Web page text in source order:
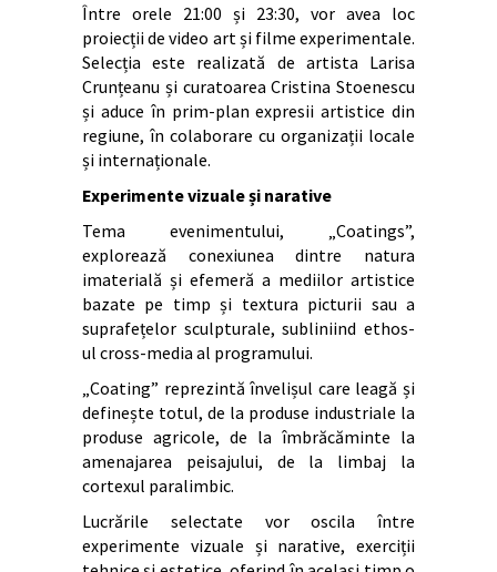
Între orele 21:00 și 23:30, vor avea loc
proiecții de video art și filme experimentale.
Selecția este realizată de artista Larisa
Crunțeanu și curatoarea Cristina Stoenescu
și aduce în prim-plan expresii artistice din
regiune, în colaborare cu organizații locale
și internaționale.
Experimente vizuale și narative
Tema evenimentului, „Coatings”,
explorează conexiunea dintre natura
imaterială și efemeră a mediilor artistice
bazate pe timp și textura picturii sau a
suprafețelor sculpturale, subliniind ethos-
ul cross-media al programului.
„Coating” reprezintă învelișul care leagă și
definește totul, de la produse industriale la
produse agricole, de la îmbrăcăminte la
amenajarea peisajului, de la limbaj la
cortexul paralimbic.
Lucrările selectate vor oscila între
experimente vizuale și narative, exerciții